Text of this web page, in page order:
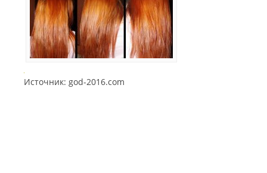
Источник: god-2016.com